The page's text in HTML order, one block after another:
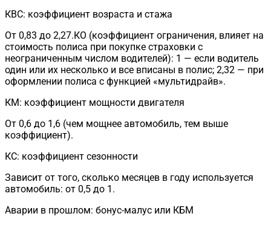
КВС: коэффициент возраста и стажа
От 0,83 до 2,27.КО (коэффициент ограничения, влияет на
стоимость полиса при покупке страховки с
неограниченным числом водителей): 1 — если водитель
один или их несколько и все вписаны в полис; 2,32 — при
оформлении полиса с функцией «мультидрайв».
КМ: коэффициент мощности двигателя
От 0,6 до 1,6 (чем мощнее автомобиль, тем выше
коэффициент).
КС: коэффициент сезонности
Зависит от того, сколько месяцев в году используется
автомобиль: от 0,5 до 1.
Аварии в прошлом: бонус-малус или КБМ